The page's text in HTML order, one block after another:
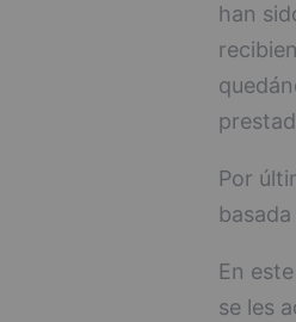
han
Por
En
se les